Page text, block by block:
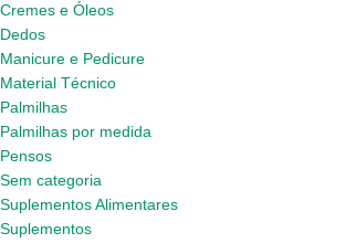
Cremes e Óleos
Dedos
Manicure e Pedicure
Material Técnico
Palmilhas
Palmilhas por medida
Pensos
Sem categoria
Suplementos Alimentares
Suplementos